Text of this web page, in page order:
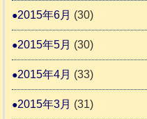
2015年6月 (30)
2015年5月 (30)
2015年4月 (33)
2015年3月 (31)